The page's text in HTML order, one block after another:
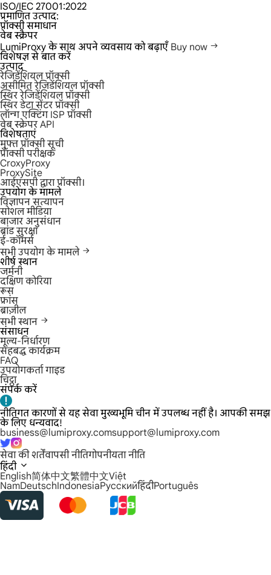
ISO/IEC 27001:2022
प्रमाणित उत्पाद:
प्रॉक्सी समाधान
वेब स्क्रैपर
LumiProxy के साथ अपने व्यवसाय को बढ़ाएँ Buy now
विशेषज्ञ से बात करें
उत्पाद
रेजिडेंशियल प्रॉक्सी
असीमित रेजिडेंशियल प्रॉक्सी
स्थिर रेजिडेंशियल प्रॉक्सी
स्थिर डेटा सेंटर प्रॉक्सी
लॉन्ग एक्टिंग ISP प्रॉक्सी
वेब स्क्रेपर API
विशेषताएं
मुफ्त प्रॉक्सी सूची
प्रॉक्सी परीक्षक
CroxyProxy
ProxySite
आईएसपी द्वारा प्रॉक्सी।
उपयोग के मामले
विज्ञापन सत्यापन
सोशल मीडिया
बाजार अनुसंधान
ब्रांड सुरक्षा
ई-कॉमर्स
सभी उपयोग के मामले
शीर्ष स्थान
जर्मनी
दक्षिण कोरिया
रूस
फ्रांस
ब्राज़ील
सभी स्थान
संसाधन
मूल्य-निर्धारण
सहबद्ध कार्यक्रम
FAQ
उपयोगकर्ता गाइड
चिट्ठा
संपर्क करें
नीतिगत कारणों से यह सेवा मुख्यभूमि चीन में उपलब्ध नहीं है। आपकी समझ
के लिए धन्यवाद!
business@lumiproxy.comsupport@lumiproxy.com
सेवा की शर्तेंवापसी नीतिगोपनीयता नीति
हिंदी
English简体中文繁體中文Việt
NamDeutschIndonesiaРусскийहिंदीPortuguês